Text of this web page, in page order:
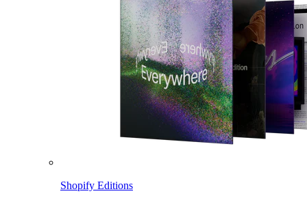
Shopify Editions